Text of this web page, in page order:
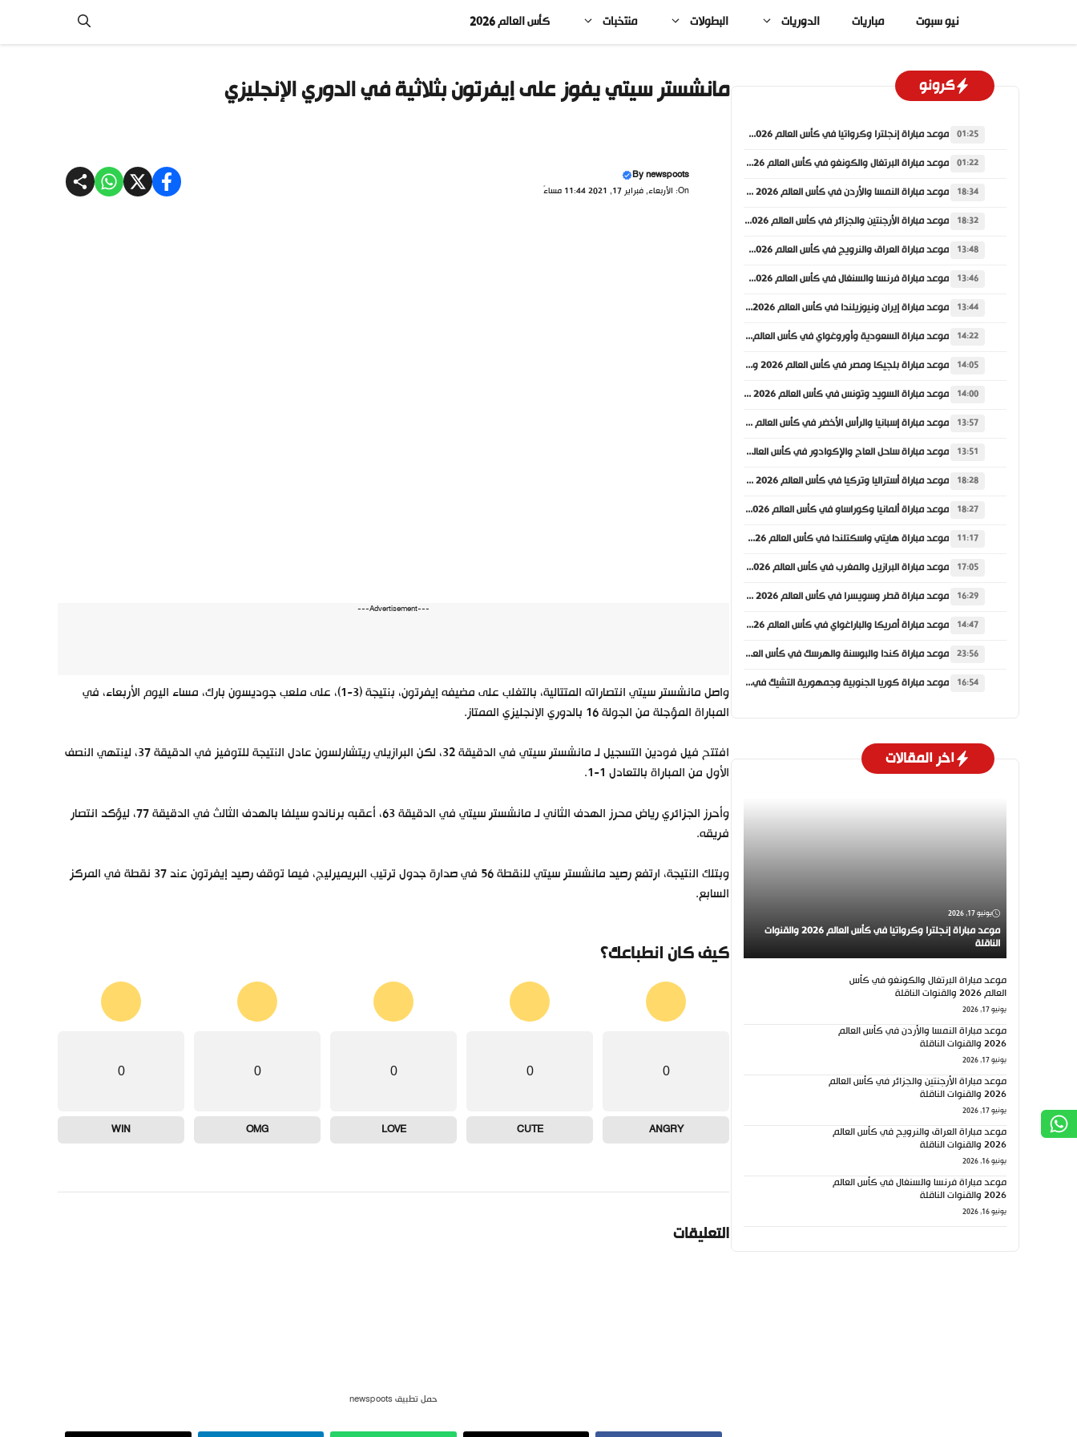
المحتوى
نيو سبوت مباريات الدوريات البطولات منتخبات كأس العالم 2026
مانشستر سيتي يفوز على إيفرتون بثلاثية في الدوري الإنجليزي
Bynewspoots
On: الأربعاء, فبراير 17, 2021 11:44 مساءً
---Advertisement---
واصل مانشستر سيتي انتصاراته المتتالية، بالتغلب على مضيفه إيفرتون، بنتيجة (3-1)، على ملعب جوديسون بارك، مساء اليوم الأربعاء، في
المباراة المؤجلة من الجولة 16 بالدوري الإنجليزي الممتاز.
افتتح فيل فودين التسجيل لـ مانشستر سيتي في الدقيقة 32، لكن البرازيلي ريتشارلسون عادل النتيجة للتوفيز في الدقيقة 37، لينتهي النصف
الأول من المباراة بالتعادل 1-1.
وأحرز الجزائري رياض محرز الهدف الثاني لـ مانشستر سيتي في الدقيقة 63، أعقبه برناندو سيلفا بالهدف الثالث في الدقيقة 77، ليؤكد انتصار
فريقه.
وبتلك النتيجة، ارتفع رصيد مانشستر سيتي للنقطة 56 في صدارة جدول ترتيب البريميرليج، فيما توقف رصيد إيفرتون عند 37 نقطة في المركز
السابع.
كيف كان انطباعك؟
0
ANGRY
0
CUTE
0
LOVE
0
OMG
0
WIN
التعليقات
حمل تطبيق newspoots
كرونو
01:25 موعد مباراة إنجلترا وكرواتيا في كأس العالم 2026 والقنوات الناقلة
01:22 موعد مباراة البرتغال والكونغو في كأس العالم 2026 والقنوات الناقلة
18:34 موعد مباراة النمسا والأردن في كأس العالم 2026 والقنوات الناقلة
18:32 موعد مباراة الأرجنتين والجزائر في كأس العالم 2026 والقنوات الناقلة
13:48 موعد مباراة العراق والنرويج في كأس العالم 2026 والقنوات الناقلة
13:46 موعد مباراة فرنسا والسنغال في كأس العالم 2026 والقنوات الناقلة
13:44 موعد مباراة إيران ونيوزيلندا في كأس العالم 2026 والقنوات الناقلة
14:22 موعد مباراة السعودية وأوروغواي في كأس العالم 2026 والقنوات الناقلة
14:05 موعد مباراة بلجيكا ومصر في كأس العالم 2026 والقنوات الناقلة
14:00 موعد مباراة السويد وتونس في كأس العالم 2026 والقنوات الناقلة
13:57 موعد مباراة إسبانيا والرأس الأخضر في كأس العالم 2026 والقنوات الناقلة
13:51 موعد مباراة ساحل العاج والإكوادور في كأس العالم 2026 والقنوات الناقلة
18:28 موعد مباراة أستراليا وتركيا في كأس العالم 2026 والقنوات الناقلة
18:27 موعد مباراة ألمانيا وكوراساو في كأس العالم 2026 والقنوات الناقلة
11:17 موعد مباراة هايتي واسكتلندا في كأس العالم 2026 والقنوات الناقلة
17:05 موعد مباراة البرازيل والمغرب في كأس العالم 2026 والقنوات الناقلة
16:29 موعد مباراة قطر وسويسرا في كأس العالم 2026 والقنوات الناقلة
14:47 موعد مباراة أمريكا والباراغواي في كأس العالم 2026 والقنوات الناقلة
23:56 موعد مباراة كندا والبوسنة والهرسك في كأس العالم 2026 والقنوات الناقلة
16:54 موعد مباراة كوريا الجنوبية وجمهورية التشيك في كأس العالم 2026 والقنوات الناقلة
اخر المقالات
يونيو 17, 2026
موعد مباراة إنجلترا وكرواتيا في كأس العالم 2026 والقنوات
الناقلة
موعد مباراة البرتغال والكونغو في كأس
العالم 2026 والقنوات الناقلة
يونيو 17, 2026
موعد مباراة النمسا والأردن في كأس العالم
2026 والقنوات الناقلة
يونيو 17, 2026
موعد مباراة الأرجنتين والجزائر في كأس العالم
2026 والقنوات الناقلة
يونيو 17, 2026
موعد مباراة العراق والنرويج في كأس العالم
2026 والقنوات الناقلة
يونيو 16, 2026
موعد مباراة فرنسا والسنغال في كأس العالم
2026 والقنوات الناقلة
يونيو 16, 2026